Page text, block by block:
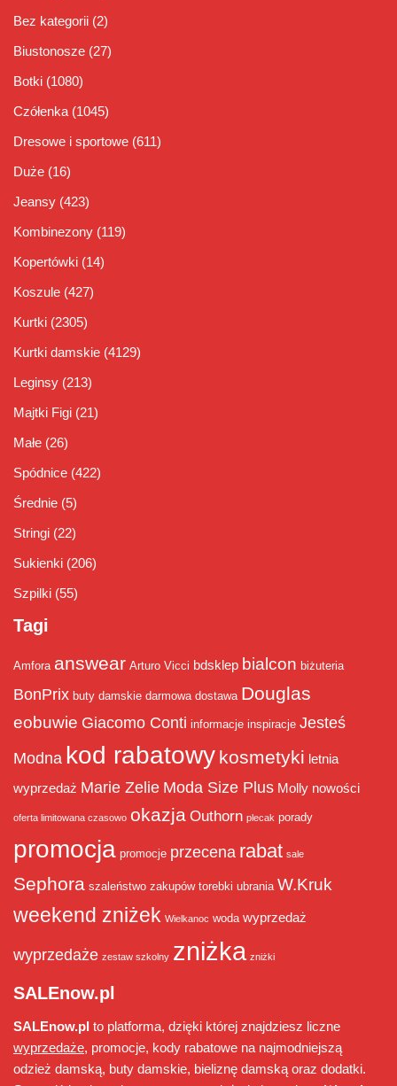
Bez kategorii (2)
Biustonosze (27)
Botki (1080)
Czółenka (1045)
Dresowe i sportowe (611)
Duże (16)
Jeansy (423)
Kombinezony (119)
Kopertówki (14)
Koszule (427)
Kurtki (2305)
Kurtki damskie (4129)
Leginsy (213)
Majtki Figi (21)
Małe (26)
Spódnice (422)
Średnie (5)
Stringi (22)
Sukienki (206)
Szpilki (55)
Tagi
Amfora answear Arturo Vicci bdsklep bialcon biżuteria
BonPrix buty damskie darmowa dostawa Douglas
eobuwie Giacomo Conti informacje inspiracje Jesteś
Modna kod rabatowy kosmetyki letnia
wyprzedaż Marie Zelie Moda Size Plus Molly nowości
oferta limitowana czasowo okazja Outhorn plecak porady
promocja promocje przecena rabat sale
Sephora szaleństwo zakupów torebki ubrania W.Kruk
weekend zniżek Wielkanoc woda wyprzedaż
wyprzedaże zestaw szkolny zniżka zniżki
SALEnow.pl
SALEnow.pl to platforma, dzięki której znajdziesz liczne
wyprzedaże, promocje, kody rabatowe na najmodniejszą
odzież damską, buty damskie, bieliznę damską oraz dodatki.